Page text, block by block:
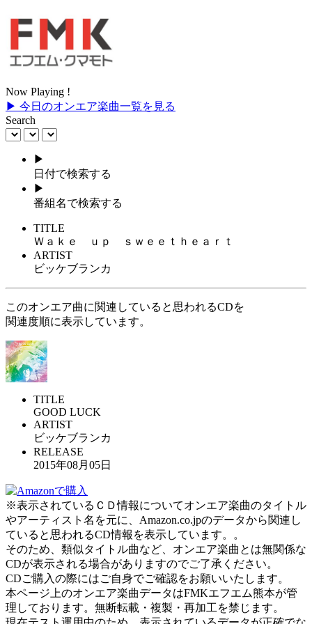
Now Playing !
▶ 今日のオンエア楽曲一覧を見る
Search
▶
日付で検索する
▶
番組名で検索する
TITLE
Ｗａｋｅ ｕｐ ｓｗｅｅｔｈｅａｒｔ
ARTIST
ビッケブランカ
このオンエア曲に関連していると思われるCDを
関連度順に表示しています。
TITLE
GOOD LUCK
ARTIST
ビッケブランカ
RELEASE
2015年08月05日
※表示されているＣＤ情報についてオンエア楽曲のタイトル
やアーティスト名を元に、Amazon.co.jpのデータから関連し
ていると思われるCD情報を表示しています。。
そのため、類似タイトル曲など、オンエア楽曲とは無関係な
CDが表示される場合がありますのでご了承ください。
CDご購入の際にはご自身でご確認をお願いいたします。
本ページ上のオンエア楽曲データはFMKエフエム熊本が管
理しております。無断転載・複製・再加工を禁じます。